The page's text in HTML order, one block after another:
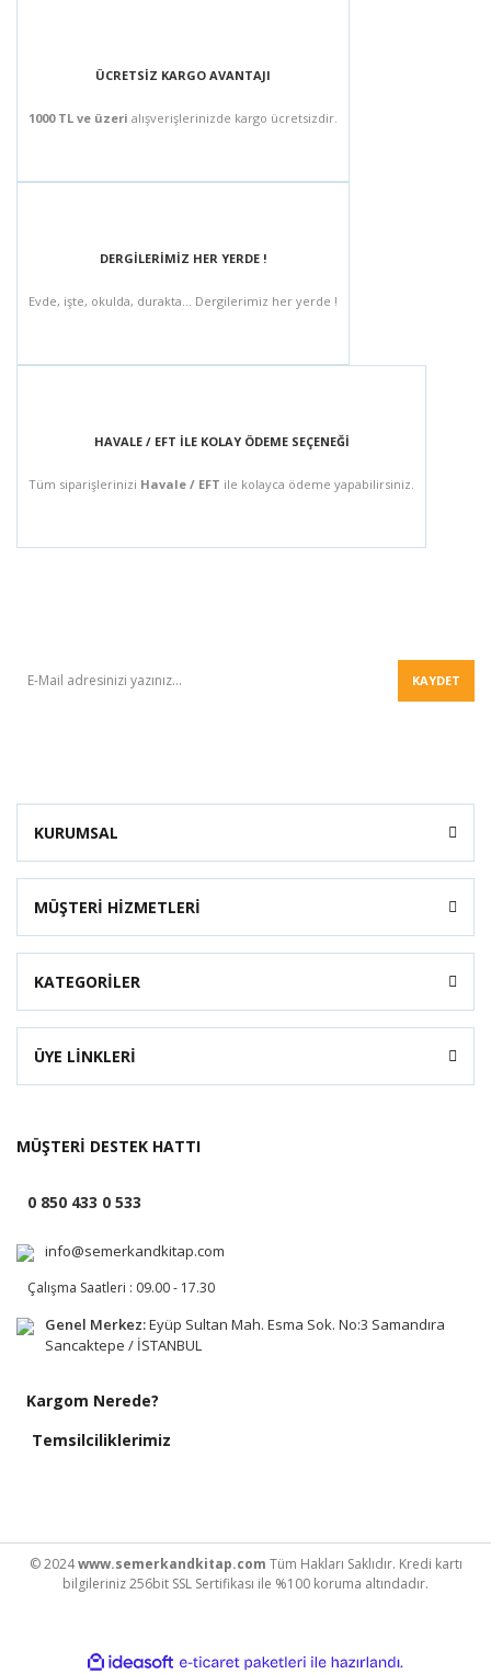
ÜCRETSİZ KARGO AVANTAJI
1000 TL ve üzeri alışverişlerinizde kargo ücretsizdir.
DERGİLERİMİZ HER YERDE !
Evde, işte, okulda, durakta... Dergilerimiz her yerde !
HAVALE / EFT İLE KOLAY ÖDEME SEÇENEĞİ
Tüm siparişlerinizi Havale / EFT ile kolayca ödeme yapabilirsiniz.
KAYDET
KURUMSAL
MÜŞTERİ HİZMETLERİ
KATEGORİLER
ÜYE LİNKLERİ
MÜŞTERİ DESTEK HATTI
0 850 433 0 533
info@semerkandkitap.com
Çalışma Saatleri : 09.00 - 17.30
Genel Merkez:Eyüp Sultan Mah. Esma Sok. No:3 Samandıra
Sancaktepe / İSTANBUL
Kargom Nerede?
Temsilciliklerimiz
© 2024www.semerkandkitap.com Tüm Hakları Saklıdır. Kredi kartı
bilgileriniz 256bit SSL Sertifikası ile %100 koruma altındadır.
ideasoft e-